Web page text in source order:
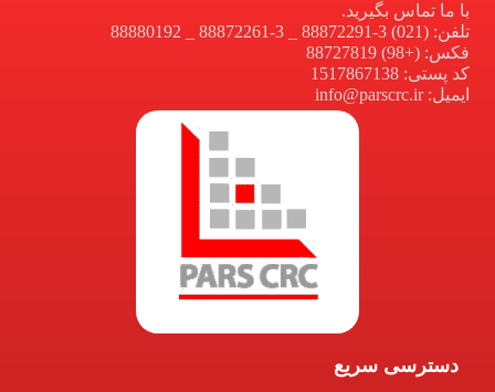
با ما تماس بگیرید.
تلفن: (021) 3-88872291 _ 3-88872261 _ 88880192
فکس: (+98) 88727819
کد پستی: 1517867138
ایمیل: info@parscrc.ir
دسترسی سریع